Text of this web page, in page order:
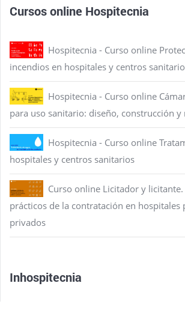
Cursos online Hospitecnia
Hospitecnia - Curso online
incendios en hospitales y centros
Hospitecnia - Curso online
para uso sanitario: diseño, construcción
Hospitecnia - Curso online
hospitales y centros sanitarios
Curso online Licitador y licitante.
prácticos de la contratación en hospitales
privados
Inhospitecnia